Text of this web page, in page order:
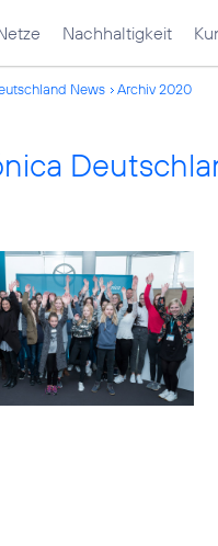
Nachhaltigkeit
News Archiv 2020